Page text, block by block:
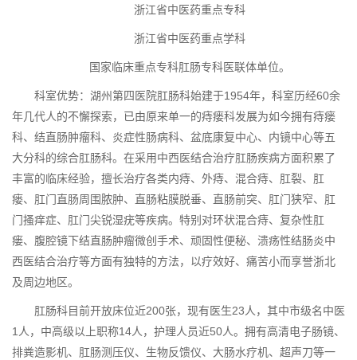
浙江省中医药重点专科
浙江省中医药重点学科
国家临床重点专科肛肠专科医联体单位。
科室优势：湖州第四医院肛肠科始建于1954年，科室历经60余
年几代人的不懈探索，已由原来单一的痔瘘科发展为如今拥有痔瘘
科、结直肠肿瘤科、炎症性肠病科、盆底康复中心、内镜中心等五
大分科的综合肛肠科。在采用中西医结合治疗肛肠疾病方面积累了
丰富的临床经验，擅长治疗各类内痔、外痔、混合痔、肛裂、肛
瘘、肛门直肠周围脓肿、直肠粘膜脱垂、直肠前突、肛门狭窄、肛
门搔痒症、肛门尖锐湿疣等疾病。特别对环状混合痔、复杂性肛
瘘、腹腔镜下结直肠肿瘤微创手术、顽固性便秘、溃疡性结肠炎中
西医结合治疗等方面有独特的方法，以疗效好、痛苦小而享誉浙北
及周边地区。
肛肠科目前开放床位近200张，现有医生23人，其中市级名中医
1人，中高级以上职称14人，护理人员近50人。拥有高清电子肠镜、
排粪造影机、肛肠测压仪、生物反馈仪、大肠水疗机、超声刀等一